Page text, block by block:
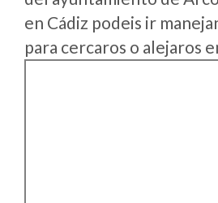
en Cádiz podeis ir
para cercaros o alejaros